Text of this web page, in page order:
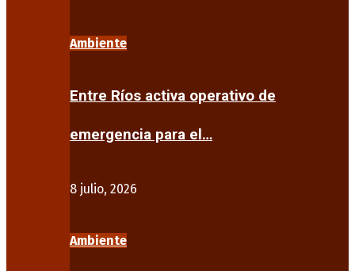
Ambiente
Entre Ríos activa operativo de
emergencia para el…
8 julio, 2026
Ambiente